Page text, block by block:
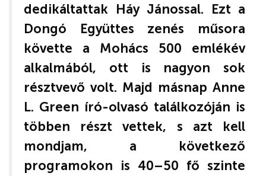
dedikáltattak Háy Jánossal. Ezt a
Dongó Együttes zenés műsora
követte a Mohács 500 emlékév
alkalmából, ott is nagyon sok
résztvevő volt. Majd másnap Anne
L. Green író-olvasó találkozóján is
többen részt vettek, s azt kell
mondjam, a következő
programokon is 40–50 fő szinte